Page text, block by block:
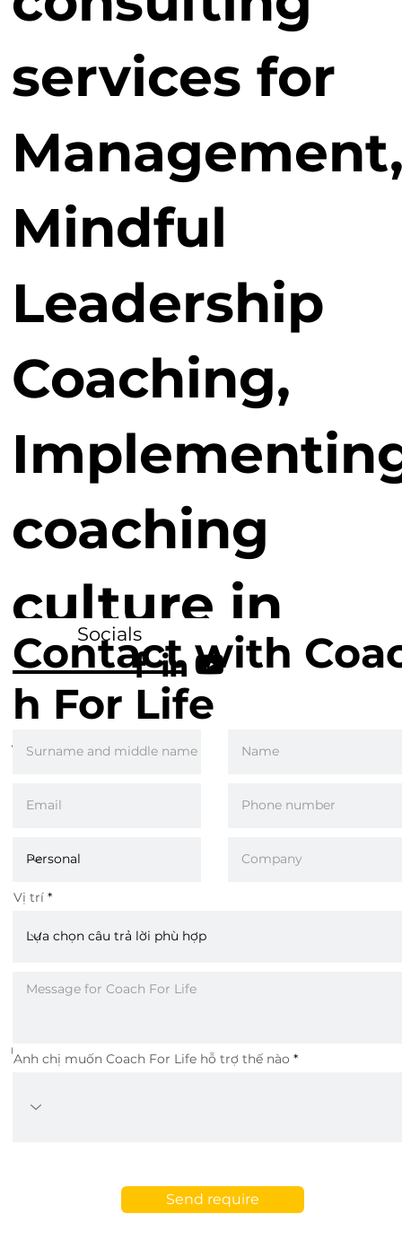
services for
Mindful
Leadership
Coaching,
coaching
culture in
businesses as
well as
healthcare
solutions
mental
for
employees.
Besides,
Anh chị muốn Coach For Life hỗ trợ thế nào
Contactwith
h For Life
Send require
Vị trí
Socials